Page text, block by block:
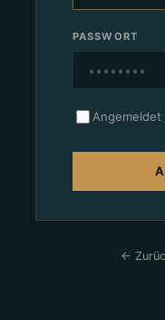
PASSWORT
Angemeldet
←